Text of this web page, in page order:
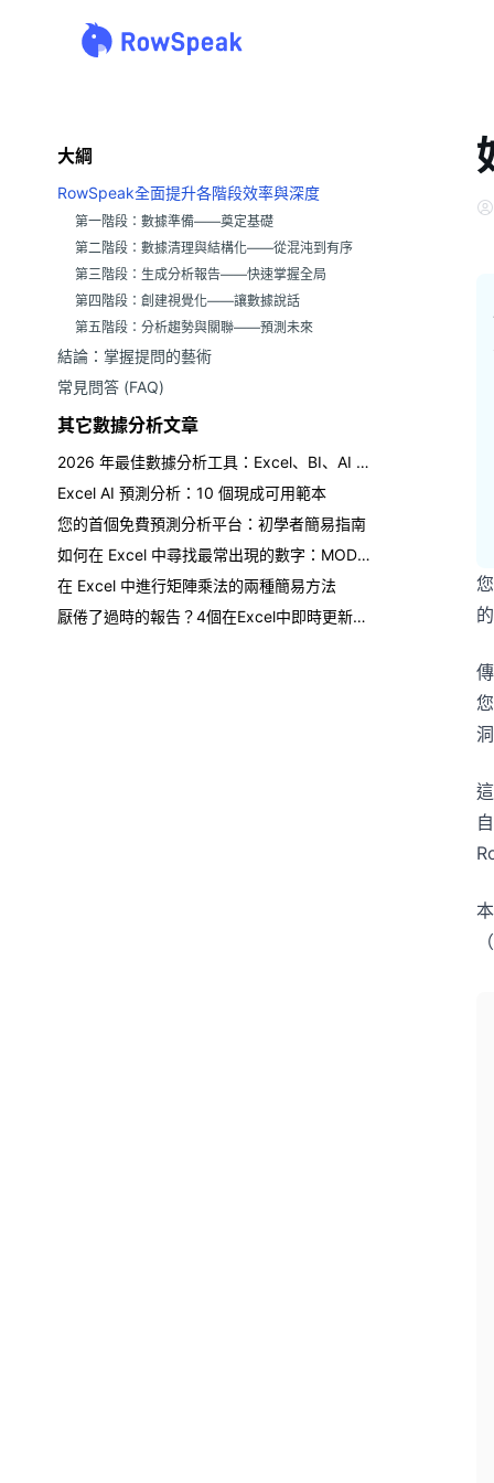
大綱
RowSpeak全面提升各階段效率與深度
第一階段：數據準備——奠定基礎
第二階段：數據清理與結構化——從混沌到有序
第三階段：生成分析報告——快速掌握全局
第四階段：創建視覺化——讓數據說話
第五階段：分析趨勢與關聯——預測未來
結論：掌握提問的藝術
常見問答 (FAQ)
其它數據分析文章
2026 年最佳數據分析工具：Excel、BI、AI 及試算表工具比較
Excel AI 預測分析：10 個現成可用範本
您的首個免費預測分析平台：初學者簡易指南
如何在 Excel 中尋找最常出現的數字：MODE() 函數與更智慧的 AI 方法
在 Excel 中進行矩陣乘法的兩種簡易方法
厭倦了過時的報告？4個在Excel中即時更新數據的實證方法